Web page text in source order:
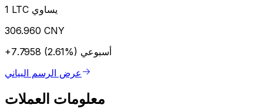
1 LTC يساوي
306.960 CNY
+7.7958 (2.61%) أسبوعي
عرض الرسم البياني
معلومات العملات